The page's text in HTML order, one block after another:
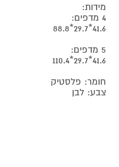
מידות:
4 מדפים:
41.6*29.7*88.8
5 מדפים:
41.6*29.7*110.4
חומר: פלסטיק
צבע: לבן